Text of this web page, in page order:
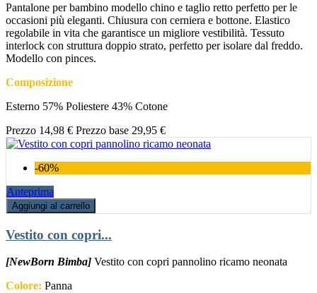
Pantalone per bambino modello chino e taglio retto perfetto per le
occasioni più eleganti. Chiusura con cerniera e bottone. Elastico
regolabile in vita che garantisce un migliore vestibilità. Tessuto
interlock con struttura doppio strato, perfetto per isolare dal freddo.
Modello con pinces.
Composizione
Esterno 57% Poliestere 43% Cotone
Prezzo 14,98 € Prezzo base 29,95 €
-60%
Anteprima
Aggiungi al carrello
Vestito con copri...
[NewBorn Bimba] Vestito con copri pannolino ricamo neonata
Colore: Panna